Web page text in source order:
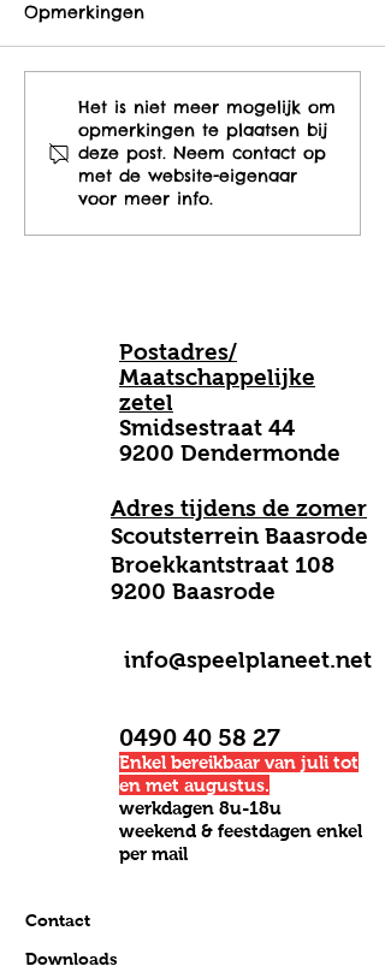
Waar kan je parkeren
bij onze nieuwe
locatie?
Opmerkingen
Het is niet meer mogelijk om
opmerkingen te plaatsen bij
deze post. Neem contact op
met de website-eigenaar
voor meer info.
Postadres/
Maatschappelijke
zetel
Smidsestraat 44
9200 Dendermonde
Adres tijdens de zomer
Scoutsterrein Baasrode
Broekkantstraat 108
9200 Baasrode
info@speelplaneet.net
0490 40 58 27
Enkel bereikbaar van juli tot
en met augustus.
werkdagen 8u-18u
weekend & feestdagen enkel
per mail
Contact
Downloads